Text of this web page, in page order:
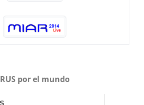
RUS por el mundo